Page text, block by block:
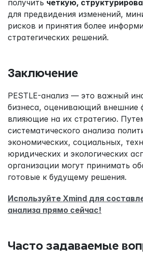
получить четкую,
для предвидения изменений,
рисков и принятия более
стратегических решений.
Заключение
PESTLE-анализ — это важный
бизнеса, оценивающий внешние
влияющие на их стратегию.
систематического анализа
экономических, социальных,
юридических и экологических
организации могут принимать
готовые к будущему решения.
Используйте Xmind для
анализа прямо сейчас!
Часто задаваемые